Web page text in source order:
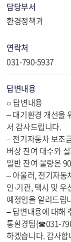
담당부서
환경정책과
연락처
031-790-5937
답변내용
○ 답변내용
– 대기환경 개선을
서 감사드립니다.
– 전기자동차 보조
버상 잔여 대수와
일반 잔여 물량은
– 아울러, 전기자동
인·기관, 택시 및
예정임을 알려드립
– 답변내용에 대해
통환경팀(☎031-
하겠습니다. 감사합